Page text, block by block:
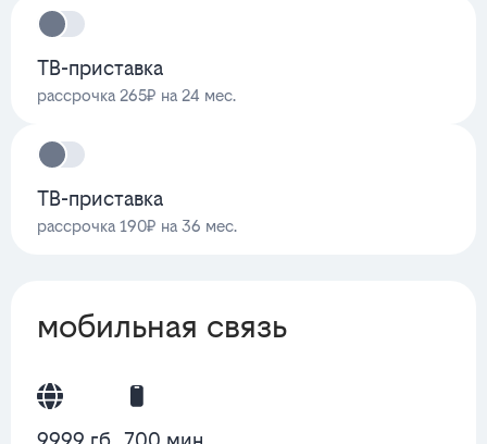
ТВ-приставка
рассрочка 265₽ на 24 мес.
ТВ-приставка
рассрочка 190₽ на 36 мес.
мобильная связь